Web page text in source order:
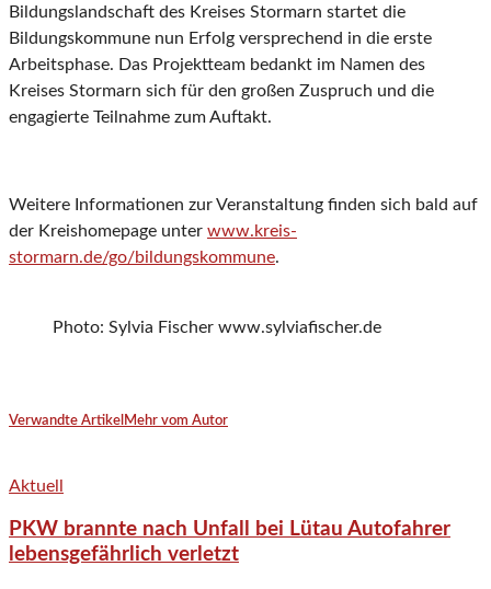
Bildungslandschaft des Kreises Stormarn startet die
Bildungskommune nun Erfolg versprechend in die erste
Arbeitsphase. Das Projektteam bedankt im Namen des
Kreises Stormarn sich für den großen Zuspruch und die
engagierte Teilnahme zum Auftakt.
Weitere Informationen zur Veranstaltung finden sich bald auf
der Kreishomepage unter www.kreis-
stormarn.de/go/bildungskommune.
Photo: Sylvia Fischer www.sylviafischer.de
Verwandte Artikel Mehr vom Autor
Aktuell
PKW brannte nach Unfall bei Lütau Autofahrer
lebensgefährlich verletzt